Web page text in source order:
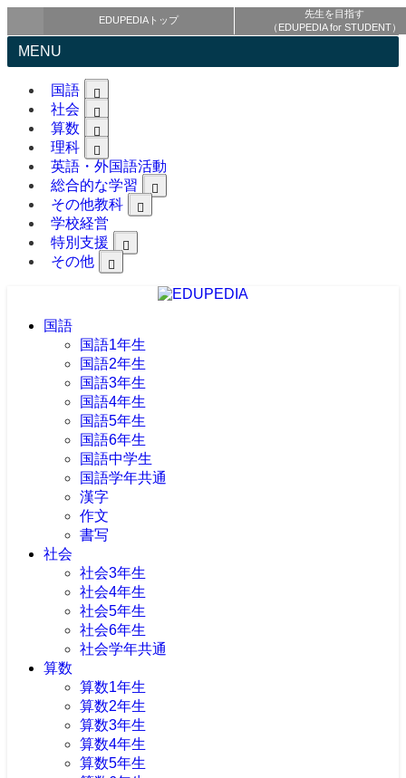
EDUPEDIAトップ
先生を目指す
（EDUPEDIA for STUDENT）
MENU
国語
社会
算数
理科
英語・外国語活動
総合的な学習
その他教科
学校経営
特別支援
その他
国語
国語1年生
国語2年生
国語3年生
国語4年生
国語5年生
国語6年生
国語中学生
国語学年共通
漢字
作文
書写
社会
社会3年生
社会4年生
社会5年生
社会6年生
社会学年共通
算数
算数1年生
算数2年生
算数3年生
算数4年生
算数5年生